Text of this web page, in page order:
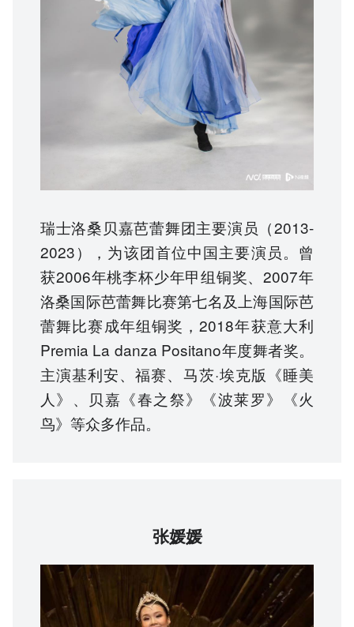
瑞士洛桑贝嘉芭蕾舞团主要演员（2013-
2023），为该团首位中国主要演员。曾
获2006年桃李杯少年甲组铜奖、2007年
洛桑国际芭蕾舞比赛第七名及上海国际芭
蕾舞比赛成年组铜奖，2018年获意大利
Premia La danza Positano年度舞者奖。
主演基利安、福赛、马茨·埃克版《睡美
人》、贝嘉《春之祭》《波莱罗》《火
鸟》等众多作品。
张媛媛